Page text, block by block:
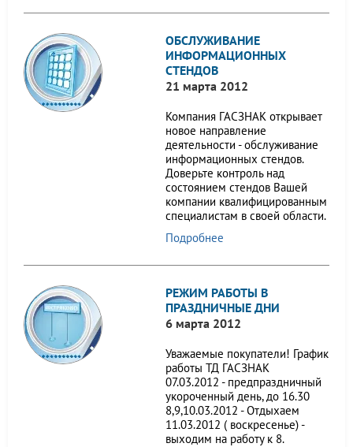
ОБСЛУЖИВАНИЕ
ИНФОРМАЦИОННЫХ
СТЕНДОВ
21 марта 2012
Компания ГАСЗНАК открывает
новое направление
деятельности - обслуживание
информационных стендов.
Доверьте контроль над
состоянием стендов Вашей
компании квалифицированным
специалистам в своей области.
Подробнее
РЕЖИМ РАБОТЫ В
ПРАЗДНИЧНЫЕ ДНИ
6 марта 2012
Уважаемые покупатели! График
работы ТД ГАСЗНАК
07.03.2012 - предпраздничный
укороченный день, до 16.30
8,9,10.03.2012 - Отдыхаем
11.03.2012 ( воскресенье) -
выходим на работу к 8.